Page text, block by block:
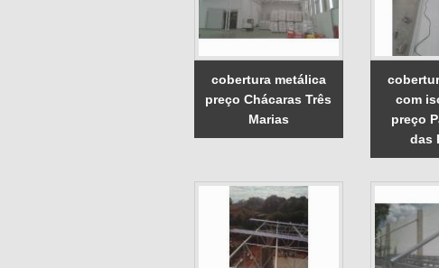
cobertura metálica
preço Chácaras Três
Marias
com
preço
das